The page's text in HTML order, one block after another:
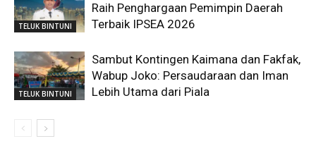
TELUK BINTUNI
Raih Penghargaan Pemimpin Daerah
Terbaik IPSEA 2026
TELUK BINTUNI
Sambut Kontingen Kaimana dan Fakfak,
Wabup Joko: Persaudaraan dan Iman
Lebih Utama dari Piala